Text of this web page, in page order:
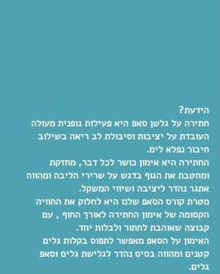
הידעת?
חתירה על גלשן סאפ היא פעילות גופנית מעולה
העובדת על יציבות וסיבולת לב ריאה בשילוב
חיבור נפלא לים.
החתירה היא אימון כושר לכל דבר, מחזקת
ומחטבת את הגוף בדגש על שרירי הליבה ומהווה
אתגר נהדר ליציבה ושיווי המשקל.
מטרת קורס הסאפ שלנו היא לחלוק את החוויה
הקסומה של אימון החתירה לאורך החוף , עם
קבוצה שאוהבת לחתור ולבלות יחד.
האימון על הסאפ מאפשר לתפוס בקלות גלים
קטנים ומהווה בסיס נהדר לגלישת גלים וסאפ
גלים.